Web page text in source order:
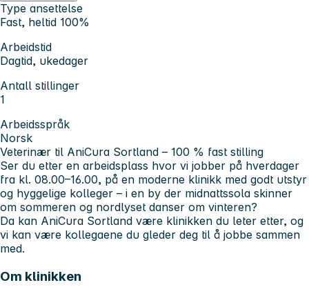
Type ansettelse
Fast, heltid 100%
Arbeidstid
Dagtid, ukedager
Antall stillinger
1
Arbeidsspråk
Norsk
Veterinær til AniCura Sortland – 100 % fast stilling
Ser du etter en arbeidsplass hvor vi jobber på hverdager
fra kl. 08.00–16.00, på en moderne klinikk med godt utstyr
og hyggelige kolleger – i en by der midnattssola skinner
om sommeren og nordlyset danser om vinteren?
Da kan AniCura Sortland være klinikken du leter etter, og
vi kan være kollegaene du gleder deg til å jobbe sammen
med.
Om klinikken